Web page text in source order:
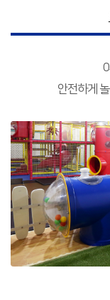
안전하게